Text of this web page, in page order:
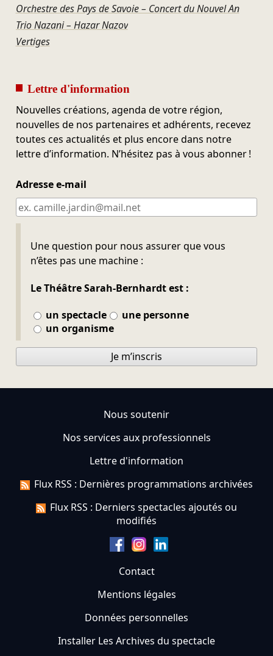
Orchestre des Pays de Savoie – Concert du Nouvel An
Trio Nazani – Hazar Nazov
Vertiges
Lettre d'information
Nouvelles créations, agenda de votre région,
nouvelles de nos partenaires et adhérents, recevez
toutes ces actualités et plus encore dans notre
lettre d’information. N’hésitez pas à vous abonner !
Adresse e-mail
Une question pour nous assurer que vous
n’êtes pas une machine :
Le Théâtre Sarah-Bernhardt est :
un spectacle
une personne
un organisme
Ne pas remplir
Je m’inscris
Nous soutenir
Nos services aux professionnels
Lettre d'information
Flux RSS : Dernières programmations archivées
Flux RSS : Derniers spectacles ajoutés ou
modifiés
Contact
Mentions légales
Données personnelles
Installer Les Archives du spectacle